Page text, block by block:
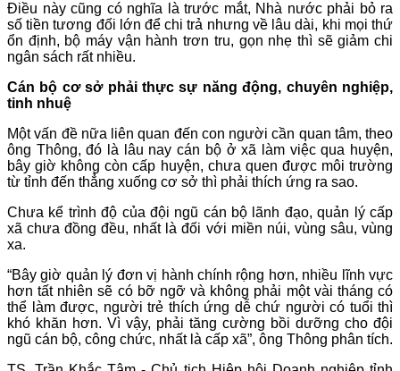
Điều này cũng có nghĩa là trước mắt, Nhà nước phải bỏ ra
số tiền tương đối lớn để chi trả nhưng về lâu dài, khi mọi thứ
ổn định, bộ máy vận hành trơn tru, gọn nhẹ thì sẽ giảm chi
ngân sách rất nhiều.
Cán bộ cơ sở phải thực sự năng động, chuyên nghiệp,
tinh nhuệ
Một vấn đề nữa liên quan đến con người cần quan tâm, theo
ông Thông, đó là lâu nay cán bộ ở xã làm việc qua huyện,
bây giờ không còn cấp huyện, chưa quen được môi trường
từ tỉnh đến thẳng xuống cơ sở thì phải thích ứng ra sao.
Chưa kể trình độ của đội ngũ cán bộ lãnh đạo, quản lý cấp
xã chưa đồng đều, nhất là đối với miền núi, vùng sâu, vùng
xa.
“Bây giờ quản lý đơn vị hành chính rộng hơn, nhiều lĩnh vực
hơn tất nhiên sẽ có bỡ ngỡ và không phải một vài tháng có
thể làm được, người trẻ thích ứng dễ chứ người có tuổi thì
khó khăn hơn. Vì vậy, phải tăng cường bồi dưỡng cho đội
ngũ cán bộ, công chức, nhất là cấp xã”, ông Thông phân tích.